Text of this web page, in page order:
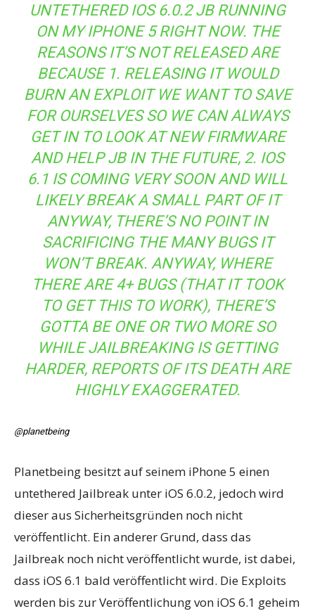
UNTETHERED IOS 6.0.2 JB RUNNING
ON MY IPHONE 5 RIGHT NOW. THE
REASONS IT’S NOT RELEASED ARE
BECAUSE 1. RELEASING IT WOULD
BURN AN EXPLOIT WE WANT TO SAVE
FOR OURSELVES SO WE CAN ALWAYS
GET IN TO LOOK AT NEW FIRMWARE
AND HELP JB IN THE FUTURE, 2. IOS
6.1 IS COMING VERY SOON AND WILL
LIKELY BREAK A SMALL PART OF IT
ANYWAY, THERE’S NO POINT IN
SACRIFICING THE MANY BUGS IT
WON’T BREAK. ANYWAY, WHERE
THERE ARE 4+ BUGS (THAT IT TOOK
TO GET THIS TO WORK), THERE’S
GOTTA BE ONE OR TWO MORE SO
WHILE JAILBREAKING IS GETTING
HARDER, REPORTS OF ITS DEATH ARE
HIGHLY EXAGGERATED.
@planetbeing
Planetbeing besitzt auf seinem iPhone 5 einen
untethered Jailbreak unter iOS 6.0.2, jedoch wird
dieser aus Sicherheitsgründen noch nicht
veröffentlicht. Ein anderer Grund, dass das
Jailbreak noch nicht veröffentlicht wurde, ist dabei,
dass iOS 6.1 bald veröffentlicht wird. Die Exploits
werden bis zur Veröffentlichung von iOS 6.1 geheim